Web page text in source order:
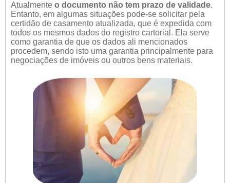
Atualmente o documento não tem prazo de validade.
Entanto, em algumas situações pode-se solicitar pela
certidão de casamento atualizada, que é expedida com
todos os mesmos dados do registro cartorial. Ela serve
como garantia de que os dados ali mencionados
procedem, sendo isto uma garantia principalmente para
negociações de imóveis ou outros bens materiais.